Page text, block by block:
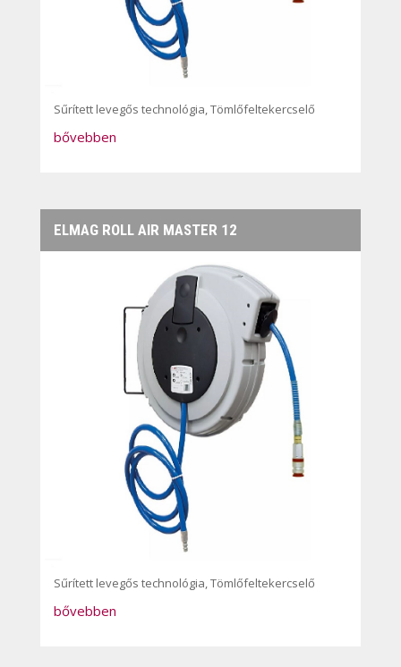
Sűrített levegős technológia Tömlőfeltekercselő
bővebben
ELMAG ROLL AIR MASTER 12
Sűrített levegős technológia,Tömlőfeltekercselő
bővebben